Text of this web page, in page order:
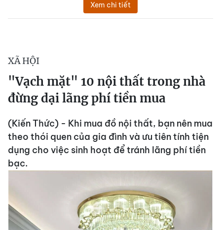
Xem chi tiết
XÃ HỘI
"Vạch mặt" 10 nội thất trong nhà
đừng dại lãng phí tiền mua
(Kiến Thức) - Khi mua đồ nội thất, bạn nên mua
theo thói quen của gia đình và ưu tiên tính tiện
dụng cho việc sinh hoạt để tránh lãng phí tiền
bạc.